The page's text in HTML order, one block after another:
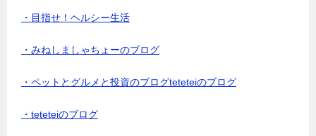
・目指せ！ヘルシー生活
・みねしましゃちょーのブログ
・ペットとグルメと投資のブログteteteiのブログ
・teteteiのブログ